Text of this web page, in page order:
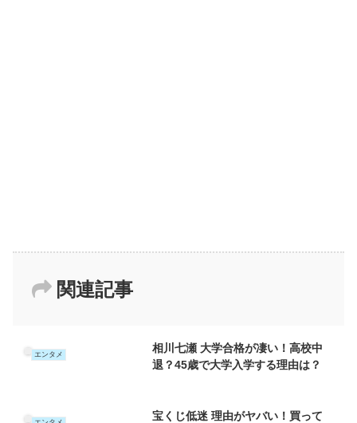
関連記事
エンタメ
相川七瀬 大学合格が凄い！高校中
退？45歳で大学入学する理由は？
宝くじ低迷 理由がヤバい！買って